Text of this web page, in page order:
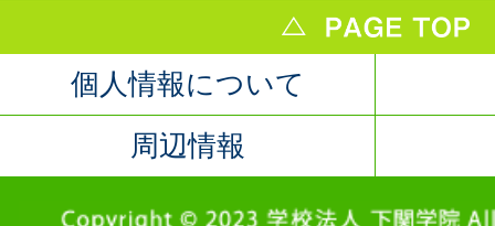
個人情報について
周辺情報